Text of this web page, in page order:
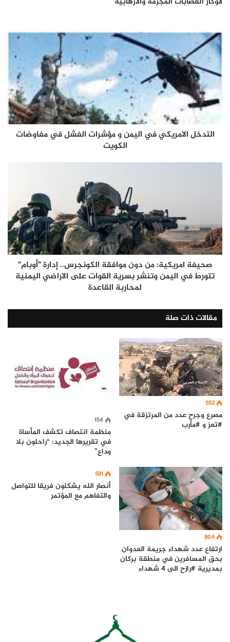
التدخل الامريكي في اليمن و مؤشرات الفشل في مفاوضات
الكويت
صحيفة امريكية: من دون موافقة الكونجرس.. إدارة "أوبام"
تتورط في اليمن وتنشر بسرية القوات على الاراضي اليمنية
لمحاربة القاعدة
مقالات ذات صلة
553
مصرع وجرح عدد من المرتزقة في
#تعز و #مأرب
154
منظمة انتصاف تكشف المأساة
في تقريرها الجديد: “راحلون بلا
وداع”
804
ارتفاع عدد شهداء جريمة العدوان
بحق المسافرين في منطقة بركان
بمديرية #رازح الى 4 شهداء
581
أنصار الله يشكلون فريقا للتواصل
والتفاهم مع المؤتمر